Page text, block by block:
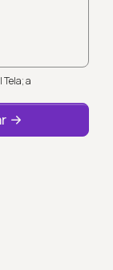
a